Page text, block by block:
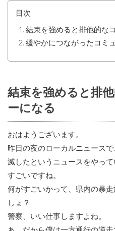
目次
結束を強めると排他的な
緩やかにつながったコミ
結束を強めると排
ーになる
おはようございます。
昨日の夜のローカルニュース
滅したというニュースをやって
すごいですね。
何がすごいかって、県内の暴
しょ？
警察、いい仕事しますよね。